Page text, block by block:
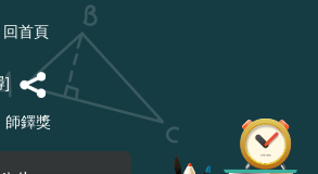
回首頁
師鐸獎